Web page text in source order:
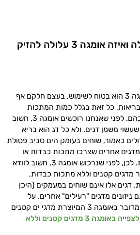
איזה אומגה 3 יעילה ואיזה אומגה 3 עלולה להזיק
לא כל תוסף תזונה אומגה 3 הוא בטוח לשימוש, בעצם חלקם אף
כל זאת בגלל כמות המתכות
הכבדות שניתן למצוא בהם. לפני שאנחנו רוכשים אומגה 3, חשוב
משמן דגים, ולא כל דג הוא בריא
כאמור, שוחים בעומק הים סביב פסולת
מדגים אחרים שצרכו מתכות כבדות או
מצמחים שכוסו בפסולת. לכן, לפני שנרכוש אומגה 3, חשוב לוודא
מדגים קטנים וללא מתכות כבדות,
דגים אלו אינם שוחים במעמקים (היכן
מדגים "רעילים" אחרים. על
התווית לציין בבירור כי מדובר באומגה 3 המיוצרת מדגי ים קטנים
לצפייה באומגה 3 מדגים קטנים וללא